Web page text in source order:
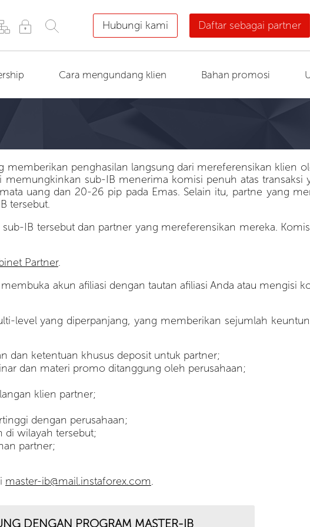
Hubungi kami Daftar sebagai partner
Cara mengundang klien Bahan promosi
penghasilan langsung dari mereferensikan klien
sub-IB menerima komisi penuh atas transaksi
uang dan 20-26 pip pada Emas. Selain itu, partne yang
tersebut.
IB tersebut dan partner yang mereferensikan mereka.
Partner.
akun afiliasi dengan tautan afiliasi Anda atau mengisi
level yang diperpanjang, yang memberikan sejumlah
dan ketentuan khusus deposit untuk partner;
dan materi promo ditanggung oleh perusahaan;
klien partner;
dengan perusahaan;
di wilayah tersebut;
partner;
master-ib@mail.instaforex.com.
DENGAN PROGRAM MASTER-IB